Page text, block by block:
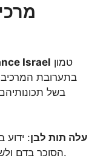
Israel
בתערובת
בשל
עלה תות לבן: ידוע
הסוכר בדם ולשפר את הרגישות לאינסולין.